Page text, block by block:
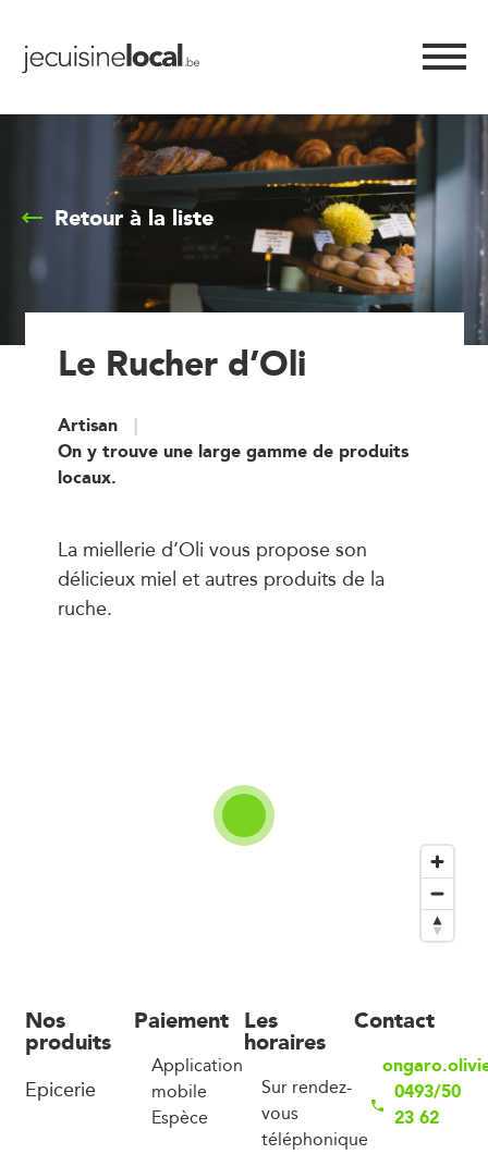
Retour à la liste
Le Rucher d’Oli
Artisan
On y trouve une large gamme de produits
locaux.
La miellerie d’Oli vous propose son
délicieux miel et autres produits de la
ruche.
Nos
produits
Epicerie
Paiement
Application
mobile
Espèce
Les
horaires
Sur rendez-
vous
téléphonique
Contact
0493/50
23 62